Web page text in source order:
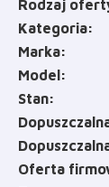
Rodzaj
Kategoria
Marka
Model
Stan
Oferta